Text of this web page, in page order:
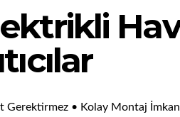
Gerektirmez • Kolay Montaj